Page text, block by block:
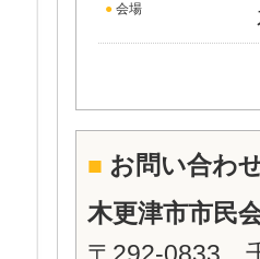
● 会場
■ お問い合わ
木更津市市民
〒292-0833